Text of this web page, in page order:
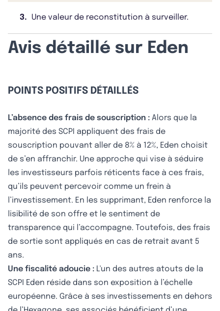
3. Une valeur de reconstitution à surveiller.
Avis détaillé sur Eden
POINTS POSITIFS DÉTAILLÉS
L’absence des frais de souscription : Alors que la
majorité des SCPI appliquent des frais de
souscription pouvant aller de 8% à 12%, Eden choisit
de s’en affranchir. Une approche qui vise à séduire
les investisseurs parfois réticents face à ces frais,
qu’ils peuvent percevoir comme un frein à
l’investissement. En les supprimant, Eden renforce la
lisibilité de son offre et le sentiment de
transparence qui l’accompagne. Toutefois, des frais
de sortie sont appliqués en cas de retrait avant 5
ans.
Une fiscalité adoucie : L'un des autres atouts de la
SCPI Eden réside dans son exposition à l’échelle
européenne. Grâce à ses investissements en dehors